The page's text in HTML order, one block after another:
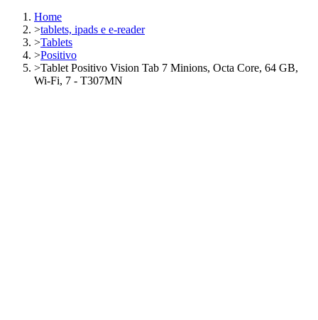
Home
>tablets, ipads e e-reader
>Tablets
>Positivo
>Tablet Positivo Vision Tab 7 Minions, Octa Core, 64 GB,
Wi-Fi, 7 - T307MN